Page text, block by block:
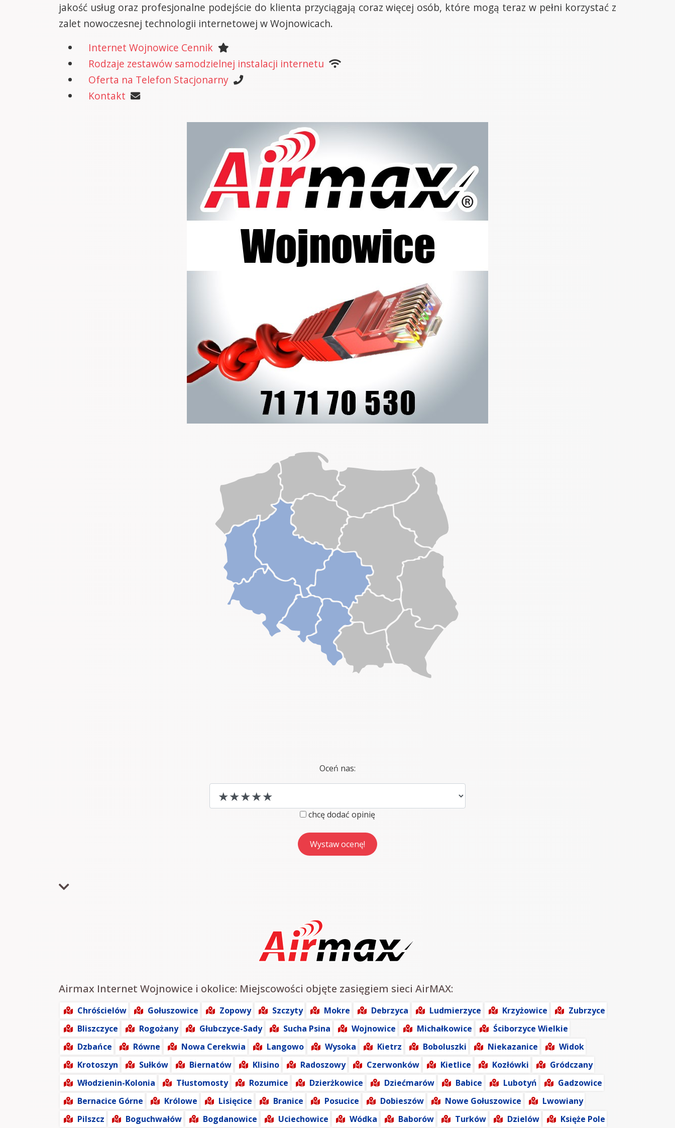
jakość usług oraz profesjonalne podejście do klienta przyciągają coraz więcej osób, które mogą teraz w pełni korzystać z
zalet nowoczesnej technologii internetowej w Wojnowicach.
Internet Wojnowice Cennik
Rodzaje zestawów samodzielnej instalacji internetu
Oferta na Telefon Stacjonarny
Kontakt
Oceń nas:
chcę dodać opinię
Airmax Internet Wojnowice i okolice: Miejscowości objęte zasięgiem sieci AirMAX:
Chróścielów Gołuszowice Zopowy Szczyty Mokre Debrzyca Ludmierzyce Krzyżowice
Zubrzyce
Bliszczyce
Rogożany Głubczyce-Sady Sucha Psina Wojnowice Michałkowice
Ściborzyce Wielkie
Dzbańce
Równe Nowa Cerekwia Langowo Wysoka Kietrz Boboluszki Niekazanice
Widok
Krotoszyn
Sułków Biernatów Klisino Radoszowy Czerwonków Kietlice Kozłówki
Gródczany
Włodzienin-Kolonia
Tłustomosty Rozumice Dzierżkowice Dziećmarów Babice Lubotyń
Gadzowice
Bernacice Górne
Królowe Lisięcice Branice Posucice Dobieszów Nowe Gołuszowice
Lwowiany
Pilszcz
Boguchwałów Bogdanowice Uciechowice Wódka Baborów Turków Dzielów Księże Pole